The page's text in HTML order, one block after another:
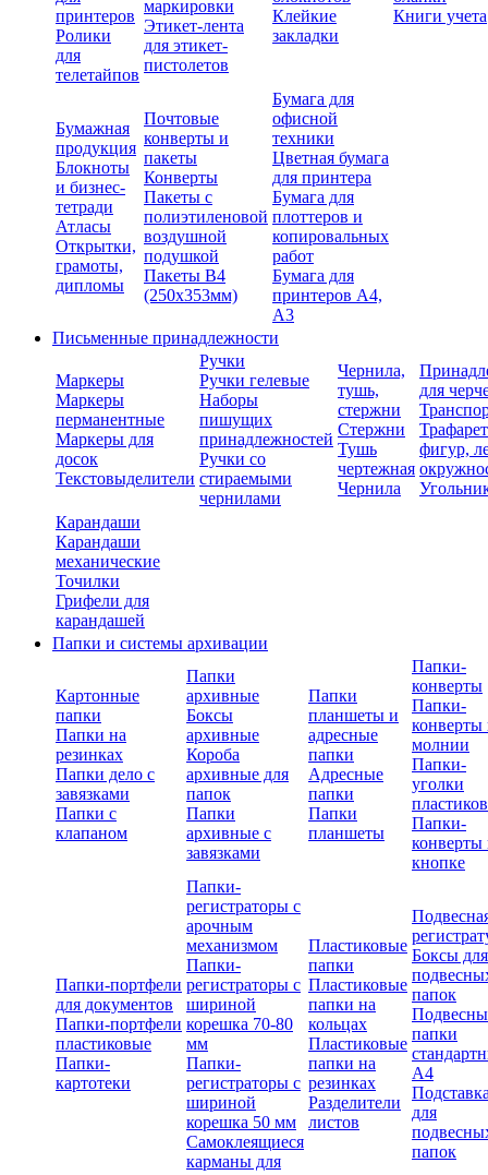
принтеров
Ролики
для
телетайпов
маркировки
Этикет-лента
для этикет-
пистолетов
Клейкие
закладки
Книги учета
Бумажная
продукция
Блокноты
и бизнес-
тетради
Атласы
Открытки,
грамоты,
дипломы
Почтовые
конверты и
пакеты
Конверты
Пакеты с
полиэтиленовой
воздушной
подушкой
Пакеты В4
(250х353мм)
Бумага для
офисной
техники
Цветная бумага
для принтера
Бумага для
плоттеров и
копировальных
работ
Бумага для
принтеров А4,
А3
Письменные принадлежности
Маркеры
Маркеры
перманентные
Маркеры для
досок
Текстовыделители
Ручки
Ручки гелевые
Наборы
пишущих
принадлежностей
Ручки со
стираемыми
чернилами
Чернила,
тушь,
стержни
Стержни
Тушь
чертежная
Чернила
для
фигур,
Карандаши
Карандаши
механические
Точилки
Грифели для
карандашей
Папки и системы архивации
Картонные
папки
Папки на
резинках
Папки дело с
завязками
Папки с
клапаном
Папки
архивные
Боксы
архивные
Короба
архивные для
папок
Папки
архивные с
завязками
Папки
планшеты и
адресные
папки
Адресные
папки
Папки
планшеты
Папки-
конверты
Папки-
конверты
молнии
Папки-
уголки
Папки-
конверты
кнопке
Папки-портфели
для документов
Папки-портфели
пластиковые
Папки-
картотеки
Папки-
регистраторы с
арочным
механизмом
Папки-
регистраторы с
шириной
корешка 70-80
мм
Папки-
регистраторы с
шириной
корешка 50 мм
Самоклеящиеся
карманы для
Пластиковые
папки
Пластиковые
папки на
кольцах
Пластиковые
папки на
резинках
Разделители
листов
Боксы для
папок
папки
А4
для
папок